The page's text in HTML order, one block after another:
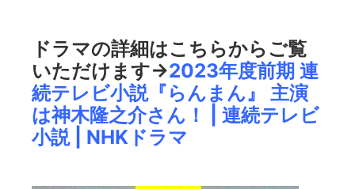
ドラマの詳細はこちらからご覧
いただけます→2023年度前期 連
続テレビ小説『らんまん』 主演
は神木隆之介さん！ | 連続テレビ
小説 | NHKドラマ